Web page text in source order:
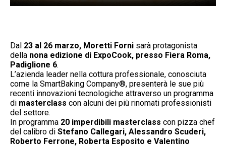
Dal 23 al 26 marzo, Moretti Forni sarà protagonista
della nona edizione di ExpoCook, presso Fiera Roma,
Padiglione 6.
L’azienda leader nella cottura professionale, conosciuta
come la SmartBaking Company®, presenterà le sue più
recenti innovazioni tecnologiche attraverso un programma
di masterclass con alcuni dei più rinomati professionisti
del settore.
In programma 20 imperdibili masterclass con pizza chef
del calibro di Stefano Callegari, Alessandro Scuderi,
Roberto Ferrone, Roberta Esposito e Valentino